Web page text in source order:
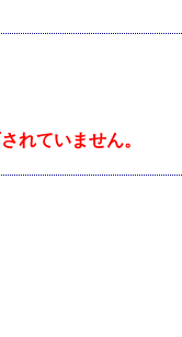
れていません。